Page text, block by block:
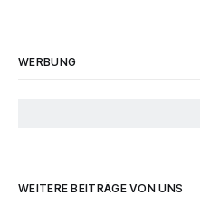
WERBUNG
WEITERE BEITRÄGE VON UNS